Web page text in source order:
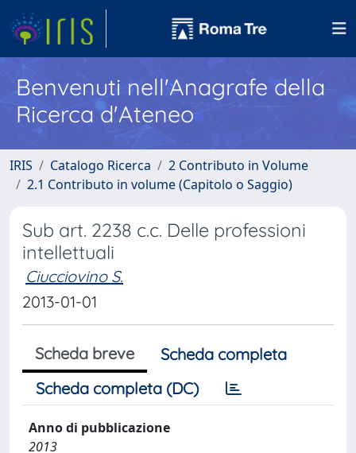
Benvenuti nell'Anagrafe della
Ricerca d'Ateneo
IRIS Catalogo Ricerca
2 Contributo in Volume
2.1 Contributo in volume (Capitolo o Saggio)
Sub art. 2238 c.c. Delle professioni
intellettuali
Ciucciovino S.
2013-01-01
Scheda breve
Scheda completa
Scheda completa (DC)
Anno di pubblicazione
2013